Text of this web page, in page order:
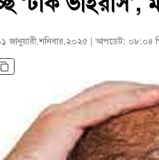
জানুয়ারী,শনিবার,২০২৫ | আপডেট: ০৮:০৪